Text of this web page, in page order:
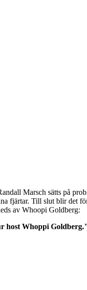
Marsch sätts på
fjärtar. Till slut blir det
av Whoopi Goldberg:
host Whoppi Goldberg."